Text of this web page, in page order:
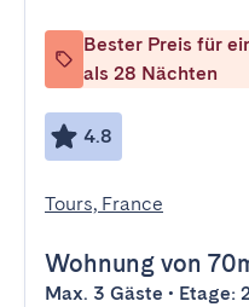
Bester Preis für
als 28 Nächten
4.8
Tours, France
Wohnung von
Max. 3 Gäste • Etage: